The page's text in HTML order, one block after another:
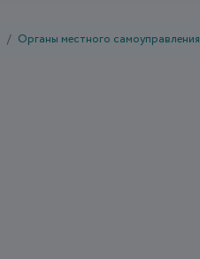
Органы местного самоуправления